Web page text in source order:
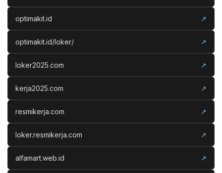
optimakit.id ↗
optimakit.id/loker/ ↗
loker2025.com ↗
kerja2025.com ↗
resmikerja.com ↗
loker.resmikerja.com ↗
alfamart.web.id ↗